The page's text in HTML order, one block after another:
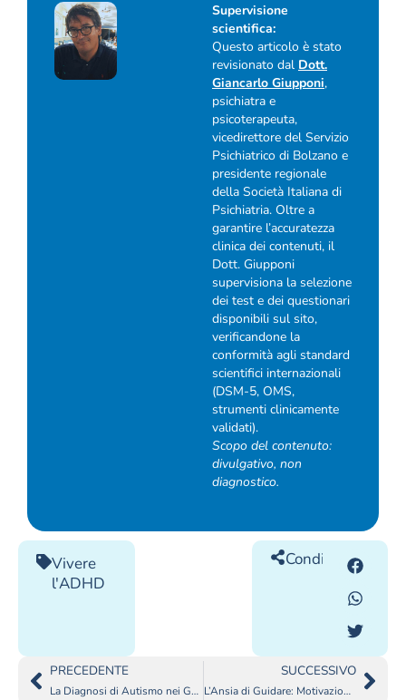
Supervisione
scientifica:
Questo articolo è stato
revisionato dal Dott.
Giancarlo Giupponi,
psichiatra e
psicoterapeuta,
vicedirettore del Servizio
Psichiatrico di Bolzano e
presidente regionale
della Società Italiana di
Psichiatria. Oltre a
garantire l’accuratezza
clinica dei contenuti, il
Dott. Giupponi
supervisiona la selezione
dei test e dei questionari
disponibili sul sito,
verificandone la
conformità agli standard
scientifici internazionali
(DSM-5, OMS,
strumenti clinicamente
validati).
Scopo del contenuto:
divulgativo, non
diagnostico.
Vivere
l'ADHD
Condividilo
PRECEDENTE
La Diagnosi di Autismo nei Genitori
SUCCESSIVO
L’Ansia di Guidare: Motivazioni e Implicazioni